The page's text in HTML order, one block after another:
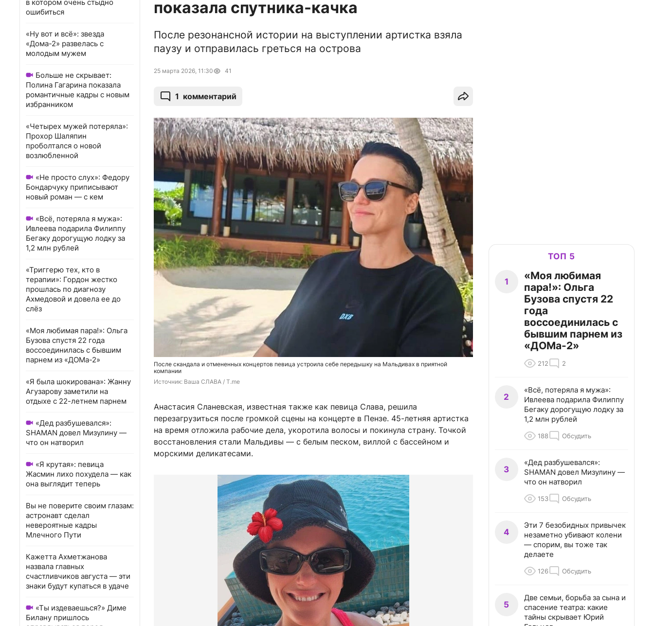
в котором очень стыдно
ошибиться
«Ну вот и всё»: звезда
«Дома-2» развелась с
молодым мужем
Больше не скрывает:
Полина Гагарина показала
романтичные кадры с новым
избранником
«Четырех мужей потеряла»:
Прохор Шаляпин
проболтался о новой
возлюбленной
«Не просто слух»: Федору
Бондарчуку приписывают
новый роман — с кем
«Всё, потеряла я мужа»:
Ивлеева подарила Филиппу
Бегаку дорогущую лодку за
1,2 млн рублей
«Триггерю тех, кто в
терапии»: Гордон жестко
прошлась по диагнозу
Ахмедовой и довела ее до
слёз
«Моя любимая пара!»: Ольга
Бузова спустя 22 года
воссоединилась с бывшим
парнем из «ДОМа-2»
«Я была шокирована»: Жанну
Агузарову заметили на
отдыхе с 22-летнем парнем
«Дед разбушевался»:
SHAMAN довел Мизулину —
что он натворил
«Я крутая»: певица
Жасмин лихо похудела — как
она выглядит теперь
Вы не поверите своим глазам:
астронавт сделал
невероятные кадры
Млечного Пути
Кажетта Ахметжанова
назвала главных
счастливчиков августа — эти
знаки будут купаться в удаче
«Ты издеваешься?» Диме
Билану пришлось
показала спутника-качка
После резонансной истории на выступлении артистка взяла
паузу и отправилась греться на острова
25 марта 2026, 11:30 41
1 комментарий
После скандала и отмененных концертов певица устроила себе передышку на Мальдивах в приятной
компании
Источник: Ваша СЛАВА / T.me
Анастасия Сланевская, известная также как певица Слава, решила
перезагрузиться после громкой сцены на концерте в Пензе. 45-летняя артистка
на время отложила рабочие дела, укоротила волосы и покинула страну. Точкой
восстановления стали Мальдивы — с белым песком, виллой с бассейном и
морскими деликатесами.
ТОП 5
1
«Моя любимая
пара!»: Ольга
Бузова спустя 22
года
воссоединилась с
бывшим парнем из
«ДОМа-2»
212 2
2
«Всё, потеряла я мужа»:
Ивлеева подарила Филиппу
Бегаку дорогущую лодку за
1,2 млн рублей
188 Обсудить
3
«Дед разбушевался»:
SHAMAN довел Мизулину —
что он натворил
153 Обсудить
4
Эти 7 безобидных привычек
незаметно убивают колени
— спорим, вы тоже так
делаете
126 Обсудить
5
Две семьи, борьба за сына и
спасение театра: какие
тайны скрывает Юрий